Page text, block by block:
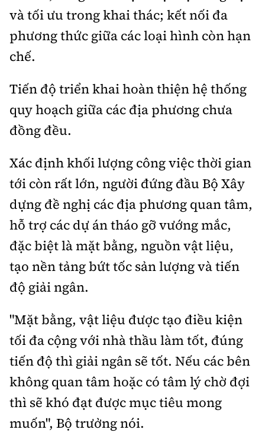
và tối ưu trong khai thác; kết nối đa
phương thức giữa các loại hình còn hạn
chế.
Tiến độ triển khai hoàn thiện hệ thống
quy hoạch giữa các địa phương chưa
đồng đều.
Xác định khối lượng công việc thời gian
tới còn rất lớn, người đứng đầu Bộ Xây
dựng đề nghị các địa phương quan tâm,
hỗ trợ các dự án tháo gỡ vướng mắc,
đặc biệt là mặt bằng, nguồn vật liệu,
tạo nền tảng bứt tốc sản lượng và tiến
độ giải ngân.
"Mặt bằng, vật liệu được tạo điều kiện
tối đa cộng với nhà thầu làm tốt, đúng
tiến độ thì giải ngân sẽ tốt. Nếu các bên
không quan tâm hoặc có tâm lý chờ đợi
thì sẽ khó đạt được mục tiêu mong
muốn", Bộ trưởng nói.